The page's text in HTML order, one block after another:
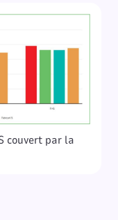
couvert par la